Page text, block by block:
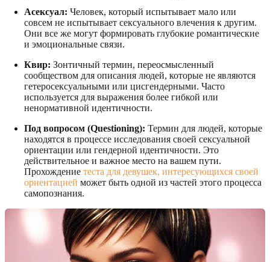
Асексуал: Человек, который испытывает мало или
совсем не испытывает сексуального влечения к другим.
Они все же могут формировать глубокие романтические
и эмоциональные связи.
Квир: Зонтичный термин, переосмысленный
сообществом для описания людей, которые не являются
гетеросексуальными или цисгендерными. Часто
используется для выражения более гибкой или
ненормативной идентичности.
Под вопросом (Questioning): Термин для людей, которые
находятся в процессе исследования своей сексуальной
ориентации или гендерной идентичности. Это
действительное и важное место на вашем пути.
Прохождение теста для девушек, интересующихся своей
ориентацией может быть одной из частей этого процесса
самопознания.